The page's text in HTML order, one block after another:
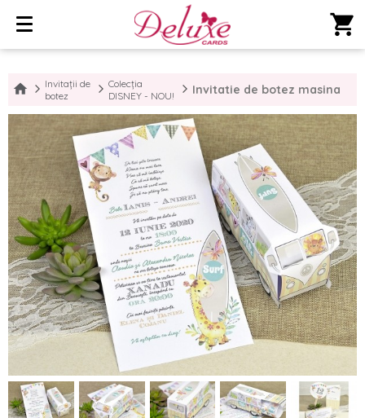
shopping_cart
Invitații de
botez
Colecția
DISNEY - NOU!
Invitatie de botez masina